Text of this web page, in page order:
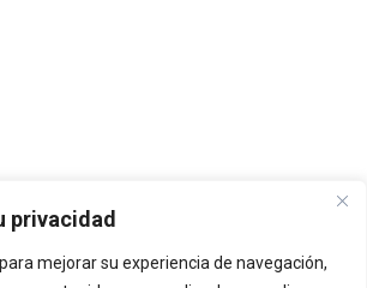
privacidad
mejorar su experiencia de navegación,